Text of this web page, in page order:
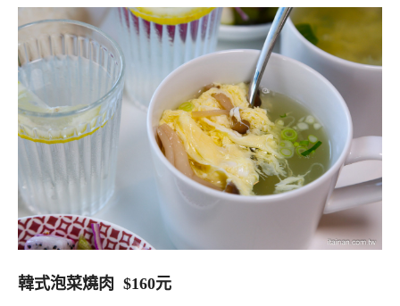
韓式泡菜燒肉 $160元